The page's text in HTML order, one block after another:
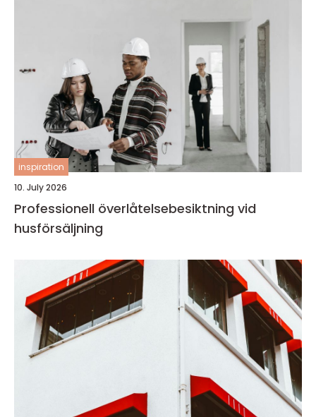
inspiration
10. July 2026
Professionell överlåtelsebesiktning vid
husförsäljning